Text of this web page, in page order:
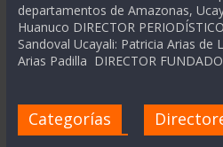
departamentos de Amazonas,
Huanuco DIRECTOR
Sandoval Ucayali: Patricia Arias de
Arias Padilla DIRECTOR
Categorías